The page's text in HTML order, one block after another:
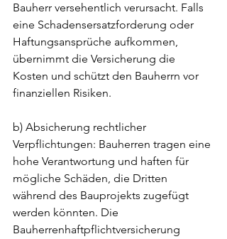
Bauherr versehentlich verursacht. Falls
eine Schadensersatzforderung oder
Haftungsansprüche aufkommen,
übernimmt die Versicherung die
Kosten und schützt den Bauherrn vor
finanziellen Risiken.
b) Absicherung rechtlicher
Verpflichtungen: Bauherren tragen eine
hohe Verantwortung und haften für
mögliche Schäden, die Dritten
während des Bauprojekts zugefügt
werden könnten. Die
Bauherrenhaftpflichtversicherung